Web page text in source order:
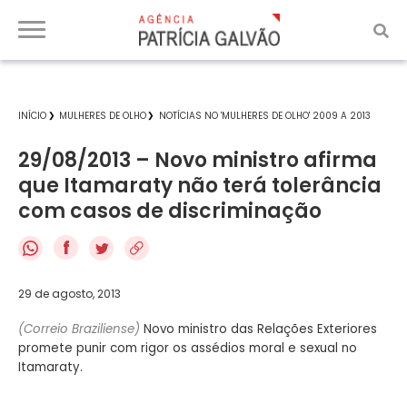
INÍCIO MULHERES DE OLHO NOTÍCIAS NO 'MULHERES DE OLHO' 2009 A 2013
29/08/2013 – Novo ministro afirma
que Itamaraty não terá tolerância
com casos de discriminação
f
29 de agosto, 2013
(Correio Braziliense) Novo ministro das Relações Exteriores
promete punir com rigor os assédios moral e sexual no
Itamaraty.